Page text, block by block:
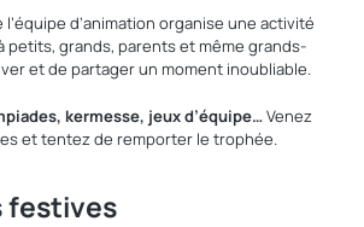
d’animation organise une activité
petits, grands, parents et même grands-
et de partager un moment inoubliable.
kermesse, jeux d’équipe…Venez
et tentez de remporter le trophée.
festives